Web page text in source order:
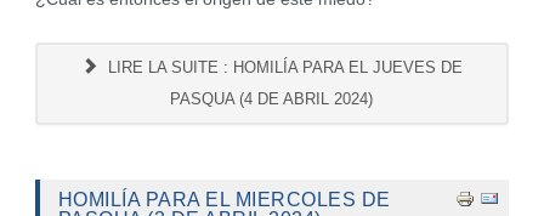
LIRE LA SUITE : HOMILÍA PARA EL JUEVES DE
PASQUA (4 DE ABRIL 2024)
HOMILÍA PARA EL MIERCOLES DE